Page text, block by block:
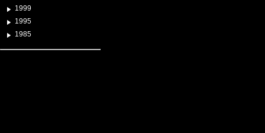
1999
1995
1985